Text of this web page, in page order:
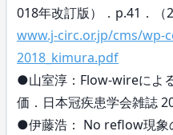
018年改訂版）．p.41．（
www.j-circ.or.jp/cms/wp-
2018_kimura.pdf
●山室淳：Flow-wireによ
価．日本冠疾患学会雑誌
●伊藤浩： No reflow現象